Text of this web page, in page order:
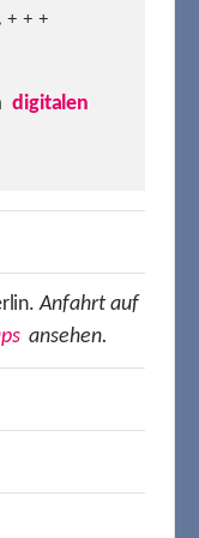
+ + +
digitalen
Anfahrt auf
ansehen.